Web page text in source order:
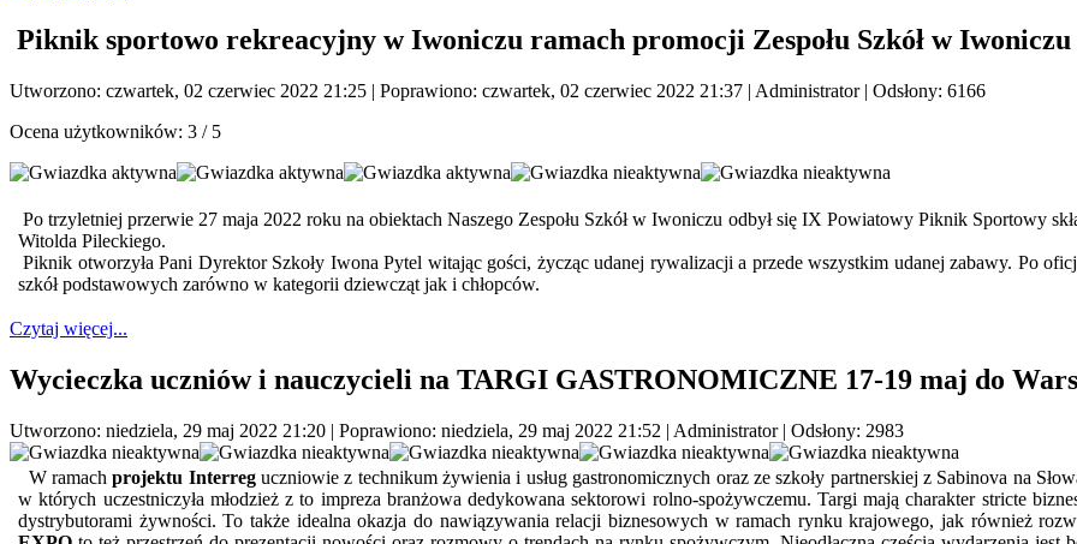
Piknik sportowo rekreacyjny w Iwoniczu ramach promocji Zespołu Szkół w Iwoniczu
Utworzono: czwartek, 02 czerwiec 2022 21:25 | Poprawiono: czwartek, 02 czerwiec 2022 21:37 | Administrator| Odsłony: 6166
Ocena użytkowników: 3 / 5
Po trzyletniej przerwie 27 maja 2022 roku na obiektach Naszego Zespołu Szkół w Iwoniczu odbył się IX Powiatowy Piknik Sportowy
Witolda Pileckiego.
Piknik otworzyła Pani Dyrektor Szkoły Iwona Pytel witając gości, życząc udanej rywalizacji a przede wszystkim udanej zabawy. Po
szkół podstawowych zarówno w kategorii dziewcząt jak i chłopców.
Czytaj więcej...
Wycieczka uczniów i nauczycieli na TARGI GASTRONOMICZNE 17-19 maj do
Utworzono: niedziela, 29 maj 2022 21:20 | Poprawiono: niedziela, 29 maj 2022 21:52 | Administrator| Odsłony: 2983
W ramachprojektu Interreguczniowie z technikum żywienia i usług gastronomicznych oraz ze szkoły partnerskiej z Sabinova na
w których uczestniczyła młodzież z to impreza branżowa dedykowana sektorowi rolno-spożywczemu. Targi mają charakter stricte
dystrybutorami żywności. To także idealna okazja do nawiązywania relacji biznesowych w ramach rynku krajowego, jak również